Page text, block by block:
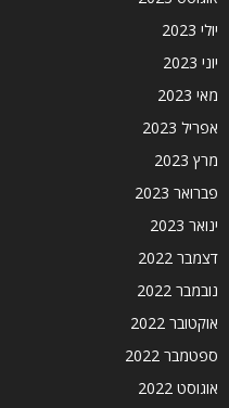
יולי 2023
יוני 2023
מאי 2023
אפריל 2023
מרץ 2023
פברואר 2023
ינואר 2023
דצמבר 2022
נובמבר 2022
אוקטובר 2022
ספטמבר 2022
אוגוסט 2022